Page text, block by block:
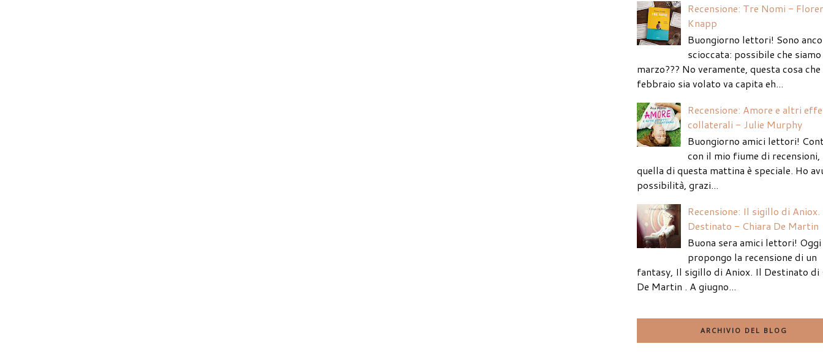
Recensione: Tre Nomi -
Knapp
Buongiorno lettori! Sono
scioccata: possibile che siamo
marzo??? No veramente, questa cosa che
febbraio sia volato va capita eh...
Recensione: Amore e altri
collaterali - Julie Murphy
Buongiorno amici lettori!
con il mio fiume di recensioni,
quella di questa mattina è speciale. Ho
possibilità, grazi...
Recensione: Il sigillo di
Destinato - Chiara De Martin
Buona sera amici lettori!
propongo la recensione di un
fantasy, Il sigillo di Aniox. Il Destinato di
De Martin . A giugno...
ARCHIVIO DEL BLOG